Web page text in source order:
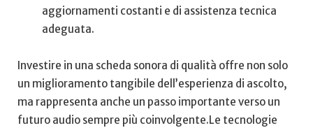
aggiornamenti costanti e di assistenza tecnica
adeguata.
Investire in una scheda sonora di qualità offre non solo
un miglioramento tangibile dell’esperienza di ascolto,
ma rappresenta anche ‍un passo importante verso un
futuro audio sempre più coinvolgente.Le tecnologie